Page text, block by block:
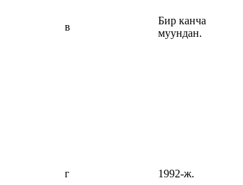
в
Бир канча
муундан.
г 1992-ж.